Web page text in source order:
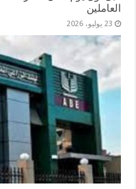
العاملين
23 يوليو، 2026